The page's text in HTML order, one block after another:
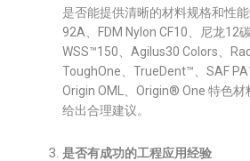
是否能提供清晰的材料规格和性
92A、FDM Nylon CF10、尼龙12
WSS™150、Agilus30 Colors、
ToughOne、TrueDent™、SAF
Origin OML、Origin® One 特色
给出合理建议。
是否有成功的工程应用经验